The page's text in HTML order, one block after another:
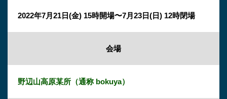
2022年7月21日(金) 15時開場〜7月23日(日) 12時閉場
会場
野辺山高原某所（通称 bokuya）